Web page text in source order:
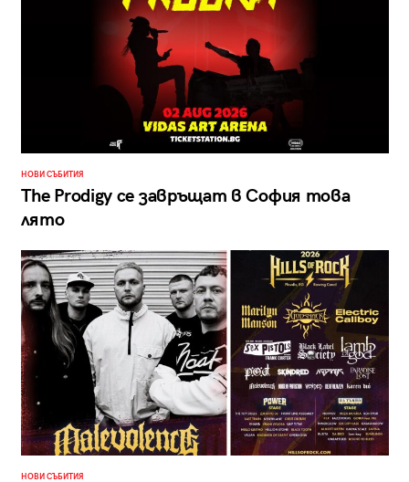
НОВИ СЪБИТИЯ
The Prodigy се завръщат в София това
лято
НОВИ СЪБИТИЯ